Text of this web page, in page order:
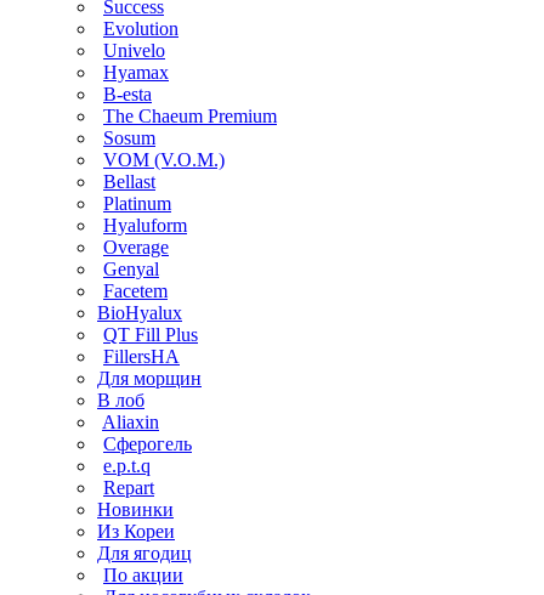
Success
Evolution
Univelo
Hyamax
B-esta
The Chaeum Premium
Sosum
VOM (V.O.M.)
Bellast
Platinum
Hyaluform
Overage
Genyal
Facetem
BioHyalux
QT Fill Plus
FillersHA
Для морщин
В лоб
Aliaxin
Сферогель
e.p.t.q
Repart
Новинки
Из Кореи
Для ягодиц
По акции